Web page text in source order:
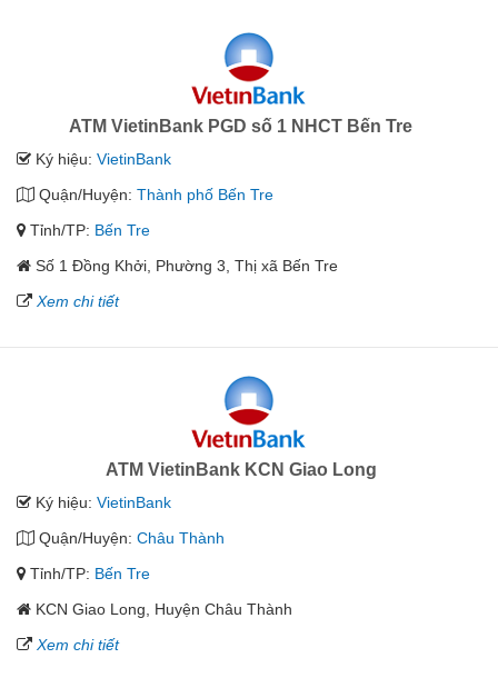
ATM VietinBank PGD số 1 NHCT Bến Tre
Ký hiệu: VietinBank
Quận/Huyện: Thành phố Bến Tre
Tỉnh/TP: Bến Tre
Số 1 Đồng Khởi, Phường 3, Thị xã Bến Tre
Xem chi tiết
ATM VietinBank KCN Giao Long
Ký hiệu: VietinBank
Quận/Huyện: Châu Thành
Tỉnh/TP: Bến Tre
KCN Giao Long, Huyện Châu Thành
Xem chi tiết